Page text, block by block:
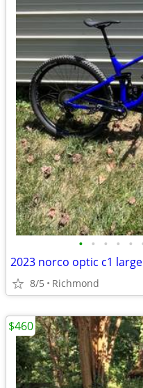
• • • • •
2023 norco optic c1
8/5 Richmond
$460